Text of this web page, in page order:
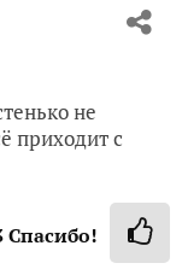
не
приходит с
Спасибо!